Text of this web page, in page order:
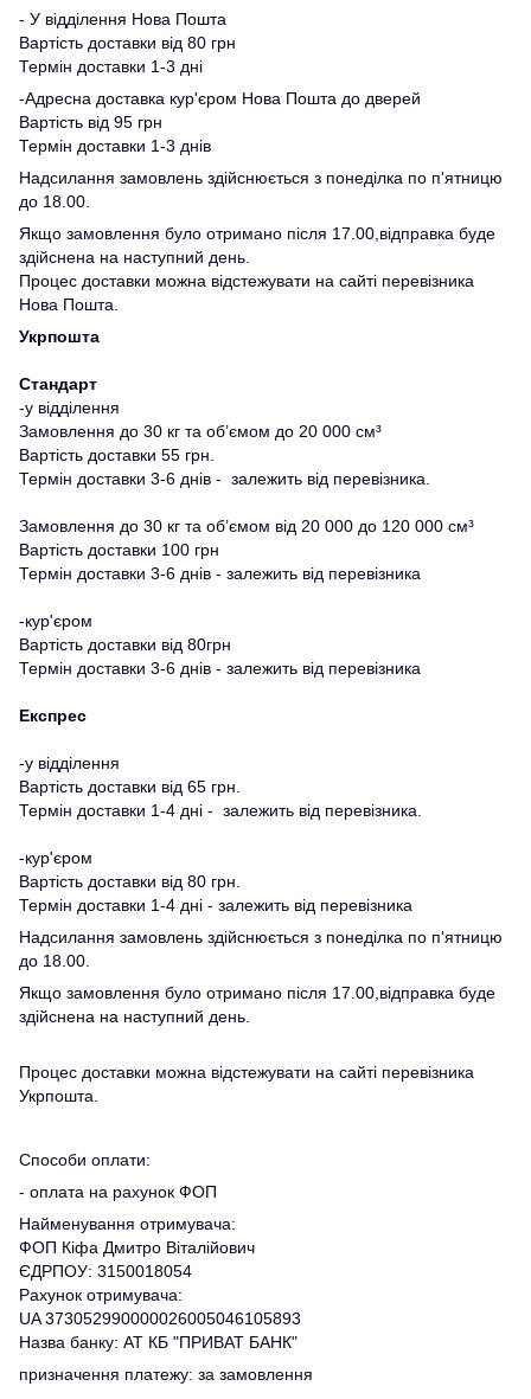
- У відділення Нова Пошта
Вартість доставки від 80 грн
Термін доставки 1-3 дні
-Адресна доставка кур'єром Нова Пошта до дверей
Вартість від 95 грн
Термін доставки 1-3 днів
Надсилання замовлень здійснюється з понеділка по п'ятницю
до 18.00.
Якщо замовлення було отримано після 17.00,відправка буде
здійснена на наступний день.
Процес доставки можна відстежувати на сайті перевізника
Нова Пошта.
Укрпошта
Стандарт
-у відділення
Замовлення до 30 кг та об’ємом до 20 000 см³
Вартість доставки 55 грн.
Термін доставки 3-6 днів - залежить від перевізника.
Замовлення до 30 кг та об’ємом від 20 000 до 120 000 см³
Вартість доставки 100 грн
Термін доставки 3-6 днів - залежить від перевізника
-кур'єром
Вартість доставки від 80грн
Термін доставки 3-6 днів - залежить від перевізника
Експрес
-у відділення
Вартість доставки від 65 грн.
Термін доставки 1-4 дні - залежить від перевізника.
-кур'єром
Вартість доставки від 80 грн.
Термін доставки 1-4 дні - залежить від перевізника
Надсилання замовлень здійснюється з понеділка по п'ятницю
до 18.00.
Якщо замовлення було отримано після 17.00,відправка буде
здійснена на наступний день.
Процес доставки можна відстежувати на сайті перевізника
Укрпошта.
Способи оплати:
- оплата на рахунок ФОП
Найменування отримувача:
ФОП Кіфа Дмитро Віталійович
ЄДРПОУ: 3150018054
Рахунок отримувача:
UA 373052990000026005046105893
Назва банку: АТ КБ "ПРИВАТ БАНК"
призначення платежу: за замовлення